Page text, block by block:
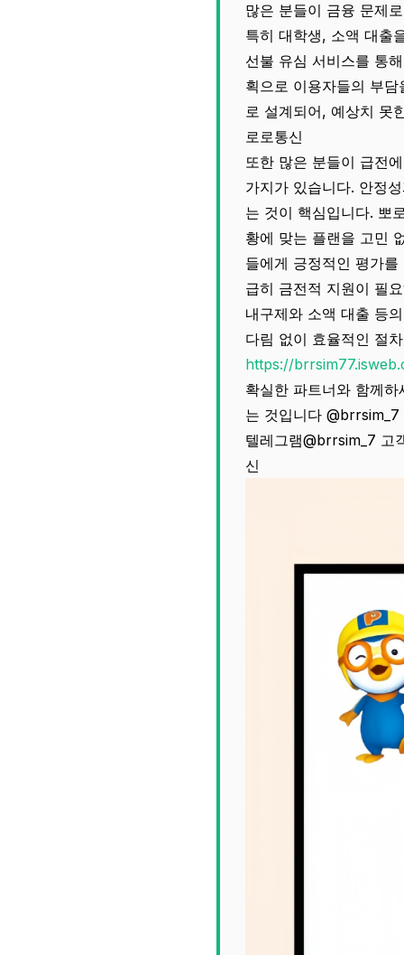
많은 분들이 금융 문제
특히 대학생, 소액 대출
선불 유심 서비스를 통
획으로 이용자들의 부
로 설계되어, 예상치 못
로로통신
또한 많은 분들이 급전
가지가 있습니다. 안정
는 것이 핵심입니다. 뽀
황에 맞는 플랜을 고민
들에게 긍정적인 평가
급히 금전적 지원이 필
내구제와 소액 대출 등
다림 없이 효율적인 절
https://
확실한 파트너와 함께
는 것입니다 @brrsim_7
텔레그램@brrsim_7 고
신